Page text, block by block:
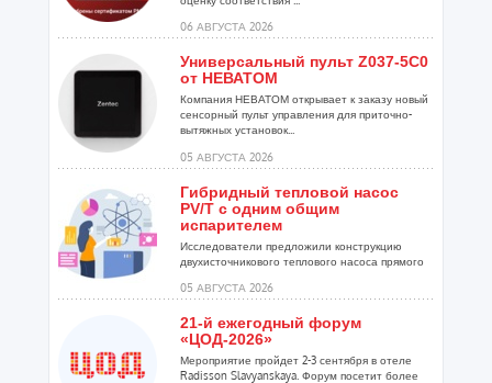
06 АВГУСТА 2026
Универсальный пульт Z037-5C0
от НЕВАТОМ
Компания НЕВАТОМ открывает к заказу новый
сенсорный пульт управления для приточно-
вытяжных установок...
05 АВГУСТА 2026
Гибридный тепловой насос
PV/T с одним общим
испарителем
Исследователи предложили конструкцию
двухисточникового теплового насоса прямого
05 АВГУСТА 2026
21-й ежегодный форум
«ЦОД-2026»
Мероприятие пройдет 2-3 сентября в отеле
Radisson Slavyanskaya. Форум посетит более